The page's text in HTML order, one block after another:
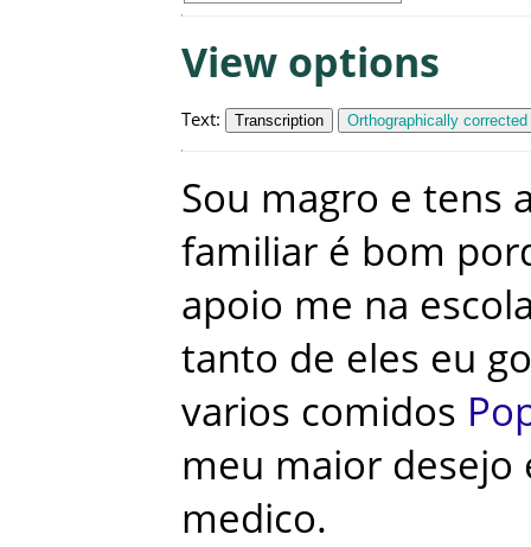
View options
Text: Transcription Orthographically
Sou magro e tens
familiar é bom
apoio me na
tanto de eles eu
varios comidos
meu maior desejo
medico.